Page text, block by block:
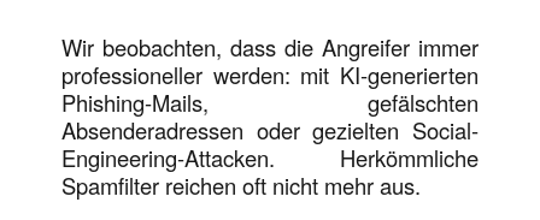
Wir beobachten, dass die Angreifer immer
professioneller werden: mit KI-generierten
Phishing-Mails, gefälschten
Absenderadressen oder gezielten Social-
Engineering-Attacken. Herkömmliche
Spamfilter reichen oft nicht mehr aus.